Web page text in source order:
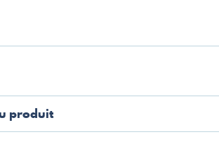
produit